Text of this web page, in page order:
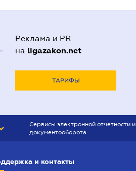
Реклама и PR
на ligazakon.net
ТАРИФЫ
Сервисы электронной отчетности и
документооборота
и контакты